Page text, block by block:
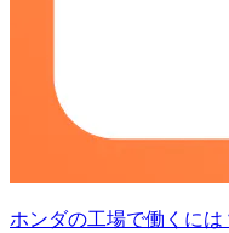
ホンダの工場で働くに